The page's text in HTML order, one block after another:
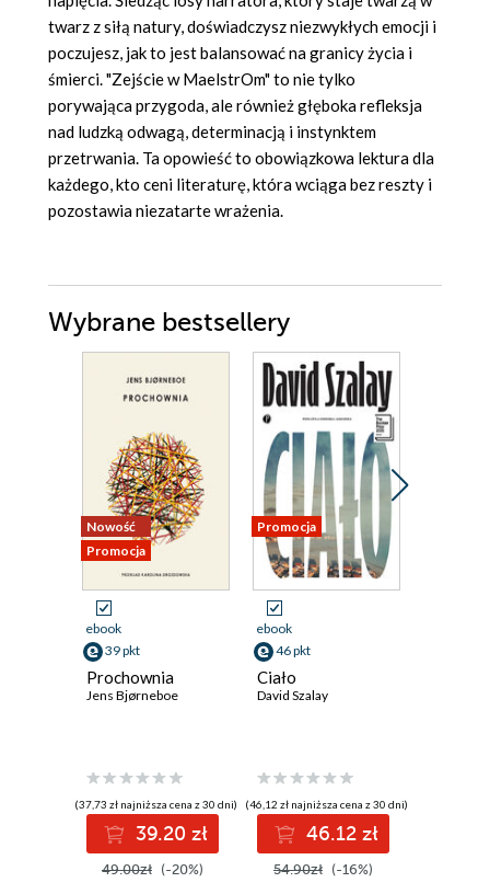
twarz z siłą natury, doświadczysz niezwykłych emocji i
poczujesz, jak to jest balansować na granicy życia i
śmierci. "Zejście w MaelstrOm" to nie tylko
porywająca przygoda, ale również głęboka refleksja
nad ludzką odwagą, determinacją i instynktem
przetrwania. Ta opowieść to obowiązkowa lektura dla
każdego, kto ceni literaturę, która wciąga bez reszty i
pozostawia niezatarte wrażenia.
Wybrane bestsellery
Nowość
Promocja
ebook
39 pkt
Prochownia
Jens Bjørneboe
(37,73 zł najniższa cena z 30 dni)
39.20 zł
49.00zł (-20%)
Promocja
ebook
46 pkt
Ciało
David Szalay
(46,12 zł najniższa cena z 30 dni)
46.12 zł
54.90zł (-16%)